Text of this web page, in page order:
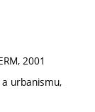
2001
a urbanismu,